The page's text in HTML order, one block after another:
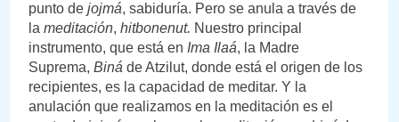
punto de jojmá, sabiduría. Pero se anula a través de
la meditación, hitbonenut. Nuestro principal
instrumento, que está en Ima Ilaá, la Madre
Suprema, Biná de Atzilut, donde está el origen de los
recipientes, es la capacidad de meditar. Y la
anulación que realizamos en la meditación es el